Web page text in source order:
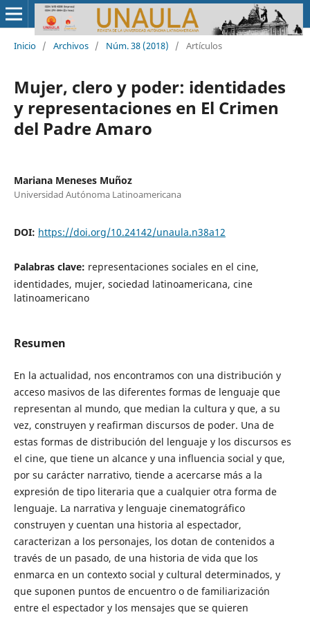
Inicio / Archivos / Núm. 38 (2018) / Artículos
Mujer, clero y poder: identidades
y representaciones en El Crimen
del Padre Amaro
Mariana Meneses Muñoz
Universidad Autónoma Latinoamericana
DOI: https://doi.org/10.24142/unaula.n38a12
Palabras clave: representaciones sociales en el cine,
identidades, mujer, sociedad latinoamericana, cine
latinoamericano
Resumen
En la actualidad, nos encontramos con una distribución y
acceso masivos de las diferentes formas de lenguaje que
representan al mundo, que median la cultura y que, a su
vez, construyen y reafirman discursos de poder. Una de
estas formas de distribución del lenguaje y los discursos es
el cine, que tiene un alcance y una influencia social y que,
por su carácter narrativo, tiende a acercarse más a la
expresión de tipo literaria que a cualquier otra forma de
lenguaje. La narrativa y lenguaje cinematográfico
construyen y cuentan una historia al espectador,
caracterizan a los personajes, los dotan de contenidos a
través de un pasado, de una historia de vida que los
enmarca en un contexto social y cultural determinados, y
que suponen puntos de encuentro o de familiarización
entre el espectador y los mensajes que se quieren